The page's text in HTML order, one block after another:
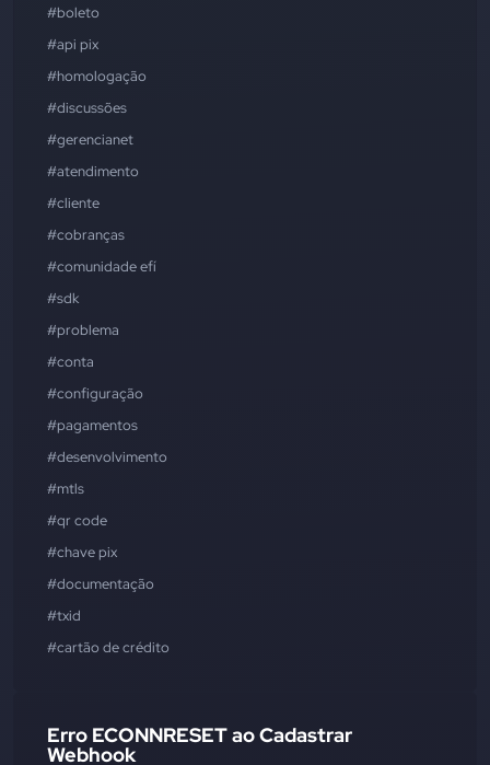
#boleto
#api pix
#homologação
#discussões
#gerencianet
#atendimento
#cliente
#cobranças
#comunidade efí
#sdk
#problema
#conta
#configuração
#pagamentos
#desenvolvimento
#mtls
#qr code
#chave pix
#documentação
#txid
#cartão de crédito
Erro ECONNRESET ao Cadastrar
Webhook